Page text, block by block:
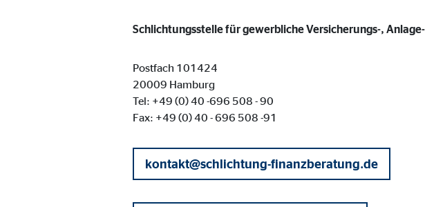
Schlichtungsstelle für gewerbliche Versicherungs-,
Postfach 101424
20009 Hamburg
Tel: +49 (0) 40 -696 508 - 90
Fax: +49 (0) 40 - 696 508 -91
kontakt@schlichtung-finanzberatung.de
Cookie Laufzeit:
JW Player | Empfänger: OVB, Long Tail Ad Solutions Inc.
LongTail Ad Solutions Inc.